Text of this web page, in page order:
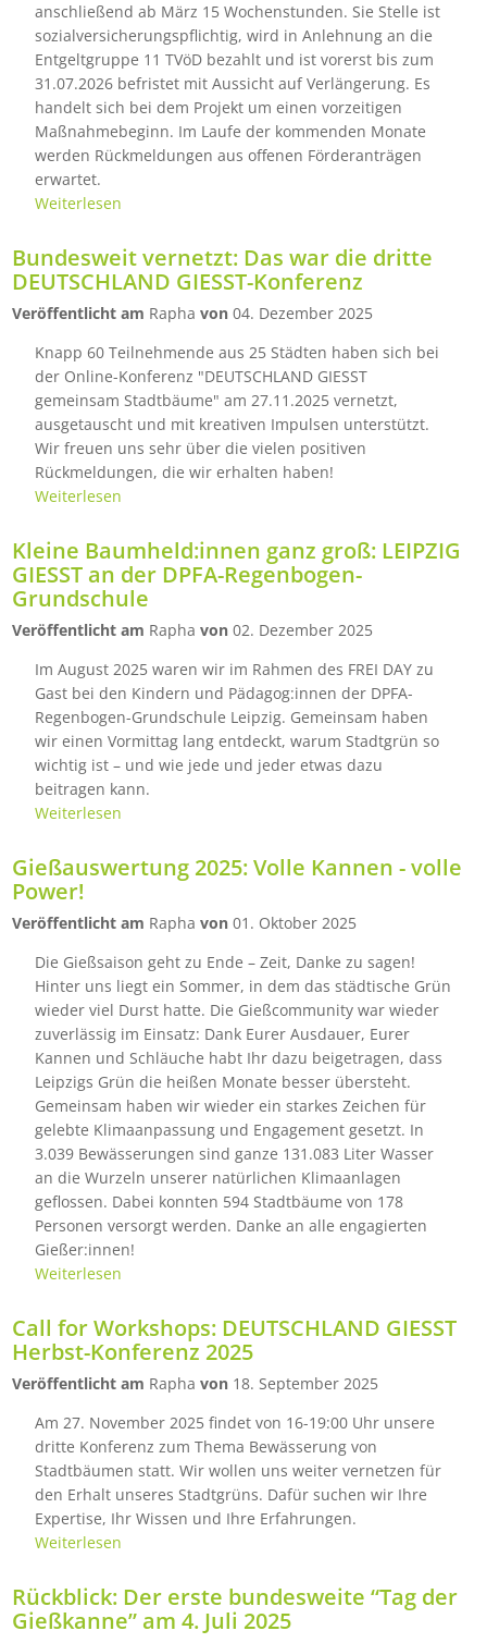
anschließend ab März 15 Wochenstunden. Sie Stelle ist
sozialversicherungspflichtig, wird in Anlehnung an die
Entgeltgruppe 11 TVöD bezahlt und ist vorerst bis zum
31.07.2026 befristet mit Aussicht auf Verlängerung. Es
handelt sich bei dem Projekt um einen vorzeitigen
Maßnahmebeginn. Im Laufe der kommenden Monate
werden Rückmeldungen aus offenen Förderanträgen
erwartet.
Weiterlesen
Bundesweit vernetzt: Das war die dritte
DEUTSCHLAND GIESST-Konferenz
Veröffentlicht am Rapha von 04. Dezember 2025
Knapp 60 Teilnehmende aus 25 Städten haben sich bei
der Online-Konferenz "DEUTSCHLAND GIESST
gemeinsam Stadtbäume" am 27.11.2025 vernetzt,
ausgetauscht und mit kreativen Impulsen unterstützt.
Wir freuen uns sehr über die vielen positiven
Rückmeldungen, die wir erhalten haben!
Weiterlesen
Kleine Baumheld:innen ganz groß: LEIPZIG
GIESST an der DPFA-Regenbogen-
Grundschule
Veröffentlicht am Rapha von 02. Dezember 2025
Im August 2025 waren wir im Rahmen des FREI DAY zu
Gast bei den Kindern und Pädagog:innen der DPFA-
Regenbogen-Grundschule Leipzig. Gemeinsam haben
wir einen Vormittag lang entdeckt, warum Stadtgrün so
wichtig ist – und wie jede und jeder etwas dazu
beitragen kann.
Weiterlesen
Gießauswertung 2025: Volle Kannen - volle
Power!
Veröffentlicht am Rapha von 01. Oktober 2025
Die Gießsaison geht zu Ende – Zeit, Danke zu sagen!
Hinter uns liegt ein Sommer, in dem das städtische Grün
wieder viel Durst hatte. Die Gießcommunity war wieder
zuverlässig im Einsatz: Dank Eurer Ausdauer, Eurer
Kannen und Schläuche habt Ihr dazu beigetragen, dass
Leipzigs Grün die heißen Monate besser übersteht.
Gemeinsam haben wir wieder ein starkes Zeichen für
gelebte Klimaanpassung und Engagement gesetzt. In
3.039 Bewässerungen sind ganze 131.083 Liter Wasser
an die Wurzeln unserer natürlichen Klimaanlagen
geflossen. Dabei konnten 594 Stadtbäume von 178
Personen versorgt werden. Danke an alle engagierten
Gießer:innen!
Weiterlesen
Call for Workshops: DEUTSCHLAND GIESST
Herbst-Konferenz 2025
Veröffentlicht am Rapha von 18. September 2025
Am 27. November 2025 findet von 16-19:00 Uhr unsere
dritte Konferenz zum Thema Bewässerung von
Stadtbäumen statt. Wir wollen uns weiter vernetzen für
den Erhalt unseres Stadtgrüns. Dafür suchen wir Ihre
Expertise, Ihr Wissen und Ihre Erfahrungen.
Weiterlesen
Rückblick: Der erste bundesweite “Tag der
Gießkanne” am 4. Juli 2025